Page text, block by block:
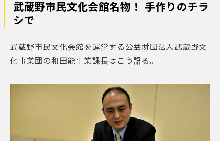
武蔵野市民文化会館名物！ 手作りのチラ
シで
武蔵野市民文化会館を運営する公益財団法人武蔵野文
化事業団の和田能事業課長はこう語る。